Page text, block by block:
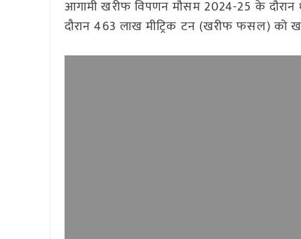
आगामी खरीफ विपणन मौसम 2024-25 के
दौरान 463 लाख मीट्रिक टन (खरीफ फसल) को